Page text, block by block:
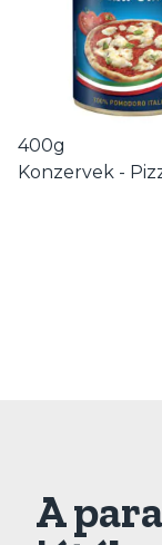
400g
Konzervek -
A